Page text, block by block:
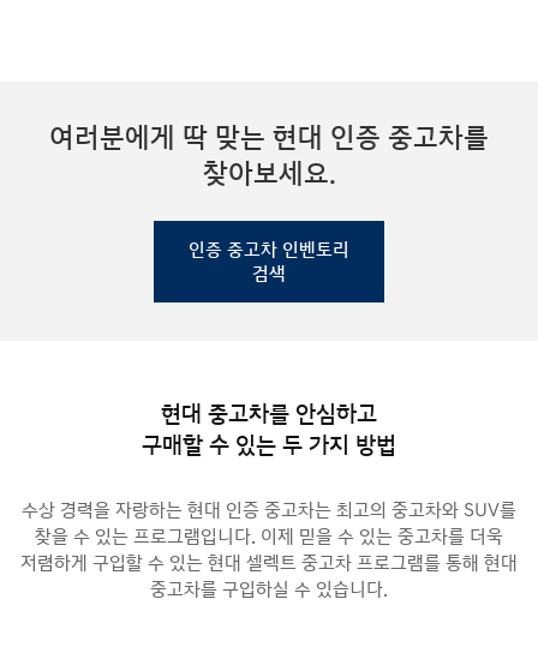
여러분에게 딱 맞는 현대 인증 중고차를
찾아보세요.
인증 중고차 인벤토리
검색
현대 중고차를 안심하고
구매할 수 있는 두 가지 방법
수상 경력을 자랑하는 현대 인증 중고차는 최고의 중고차와 SUV를
찾을 수 있는 프로그램입니다. 이제 믿을 수 있는 중고차를 더욱
저렴하게 구입할 수 있는 현대 셀렉트 중고차 프로그램를 통해 현대
중고차를 구입하실 수 있습니다.